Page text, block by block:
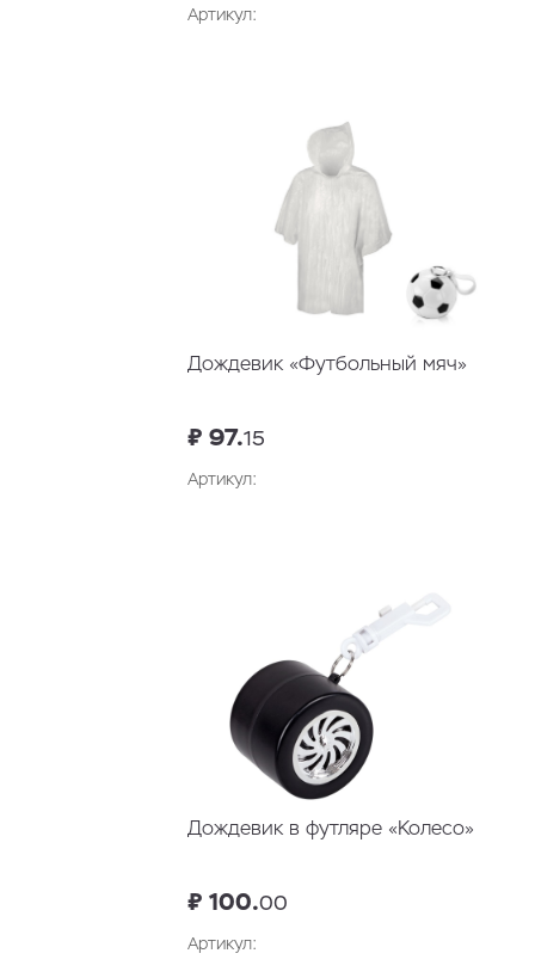
Артикул:
Дождевик «Футбольный мяч»
₽ 97.15
Артикул:
Дождевик в футляре «Колесо»
₽ 100.00
Артикул: